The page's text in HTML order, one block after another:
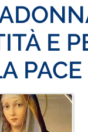
E
PACE